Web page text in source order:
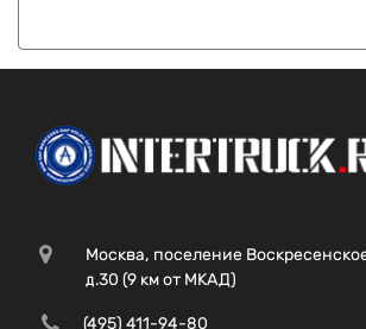
Москва, поселение
д.30 (9 км от МКАД)
(495) 411-94-80